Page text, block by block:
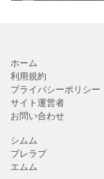
ホーム
利用規約
プライバシーポリシー
サイト運営者
お問い合わせ
シムム
ブレラブ
エムム